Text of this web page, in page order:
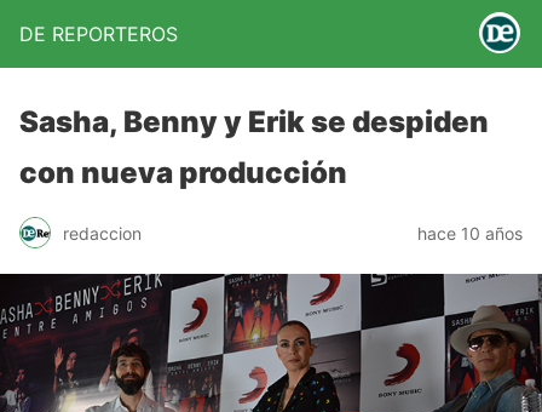
DE REPORTEROS
Sasha, Benny y Erik se despiden
con nueva producción
redaccion hace 10 años